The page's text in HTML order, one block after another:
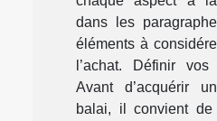
dans les
éléments à
l’achat. Définir
Avant d’acquérir
balai, il convient de